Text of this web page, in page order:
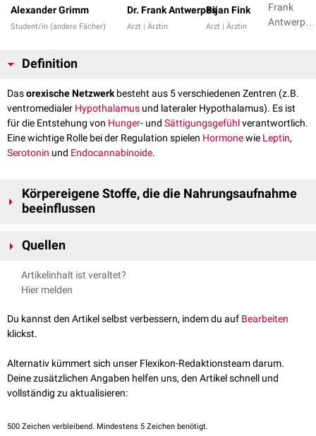
Alexander Grimm
Student/in (andere Fächer)
Dr. Frank Antwerpes
Arzt | Ärztin
Bijan Fink
Arzt | Ärztin
Frank
Antwerpes
Definition
Dasorexische Netzwerkbesteht aus 5 verschiedenen Zentren (z.B.
ventromedialer Hypothalamus und lateraler Hypothalamus). Es ist
für die Entstehung von Hunger- und Sättigungsgefühlverantwortlich.
Eine wichtige Rolle bei der Regulation spielen Hormonewie Leptin,
Serotonin und Endocannabinoide.
Körpereigene Stoffe, die die Nahrungsaufnahme
beeinflussen
Stimulierend (orexigen)
Melanin concentrating hormone
Agouti related peptide
OrexinA und B
β-Endorphin
Noradrenalin(α2-Rezeptor)
Gamma-Aminobuttersäure (GABA)
Ghrelin
Quellen
Moleküle regulieren das Gewicht (DGE, 01.02.2002)
Artikelinhalt ist veraltet?
Hier melden
Du kannst den Artikel selbst verbessern, indem du auf Bearbeiten
klickst.
Alternativ kümmert sich unser Flexikon-Redaktionsteam darum.
Deine zusätzlichen Angaben helfen uns, den Artikel schnell und
vollständig zu aktualisieren:
500 Zeichen verbleibend. Mindestens 5 Zeichen benötigt.